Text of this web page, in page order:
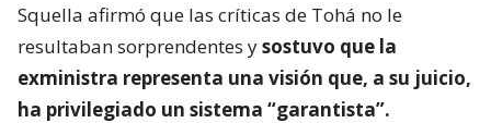
Squella afirmó que las críticas de Tohá no le
resultaban sorprendentes ysostuvo que la
exministra representa una visión que, a su juicio,
ha privilegiado un sistema “garantista”.